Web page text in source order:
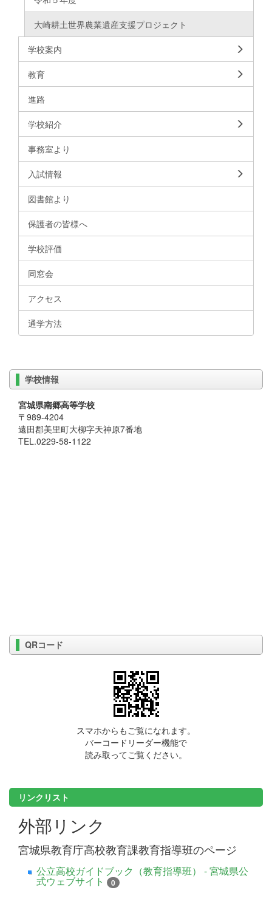
大崎耕土世界農業遺産支援プロジェクト
学校案内
教育
進路
学校紹介
事務室より
入試情報
図書館より
保護者の皆様へ
学校評価
同窓会
アクセス
通学方法
学校情報
宮城県南郷高等学校
〒989-4204
遠田郡美里町大柳字天神原7番地
TEL.0229-58-1122
QRコード
スマホからもご覧になれます。
バーコードリーダー機能で
読み取ってご覧ください。
リンクリスト
外部リンク
宮城県教育庁高校教育課教育指導班のページ
公立高校ガイドブック（教育指導班） - 宮城県公
式ウェブサイト 0